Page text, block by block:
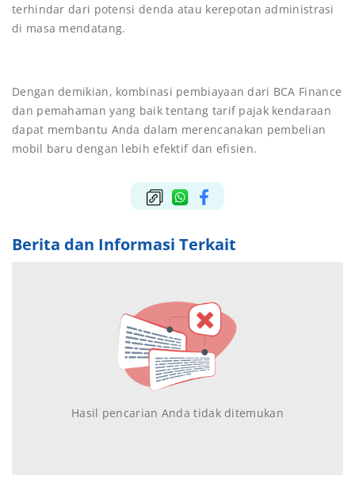
terhindar dari potensi denda atau kerepotan administrasi
di masa mendatang.
Dengan demikian, kombinasi pembiayaan dari BCA Finance
dan pemahaman yang baik tentang tarif pajak kendaraan
dapat membantu Anda dalam merencanakan pembelian
mobil baru dengan lebih efektif dan efisien.
Berita dan Informasi Terkait
Hasil pencarian Anda tidak ditemukan